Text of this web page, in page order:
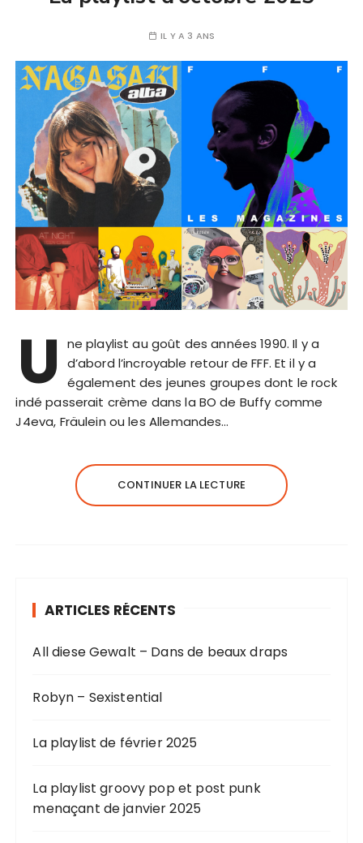
IL Y A 3 ANS
U
ne playlist au goût des années 1990. Il y a
d’abord l’incroyable retour de FFF. Et il y a
également des jeunes groupes dont le rock
indé passerait crème dans la BO de Buffy comme
J4eva, Fräulein ou les Allemandes…
CONTINUER LA LECTURE
ARTICLES RÉCENTS
All diese Gewalt – Dans de beaux draps
Robyn – Sexistential
La playlist de février 2025
La playlist groovy pop et post punk
menaçant de janvier 2025